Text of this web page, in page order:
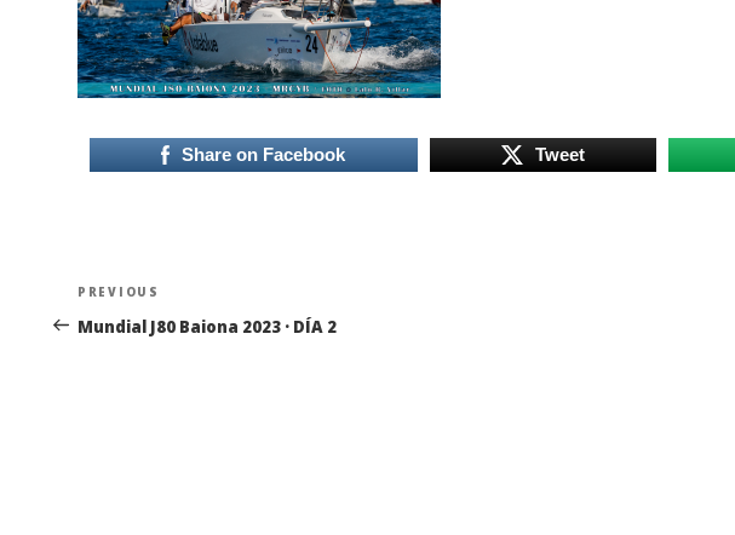
Share on Facebook Tweet
Navegación
de
Previous
Post
PREVIOUS
Mundial J80 Baiona 2023 · DÍA 2